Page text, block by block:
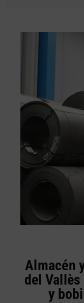
Almacén
del
y